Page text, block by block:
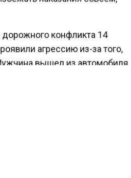
конфликта 14
агрессию из-за того,
вышел из автомобиля,